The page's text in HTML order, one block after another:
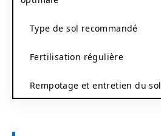
Type de sol recommandé
Fertilisation régulière
Rempotage et entretien du sol